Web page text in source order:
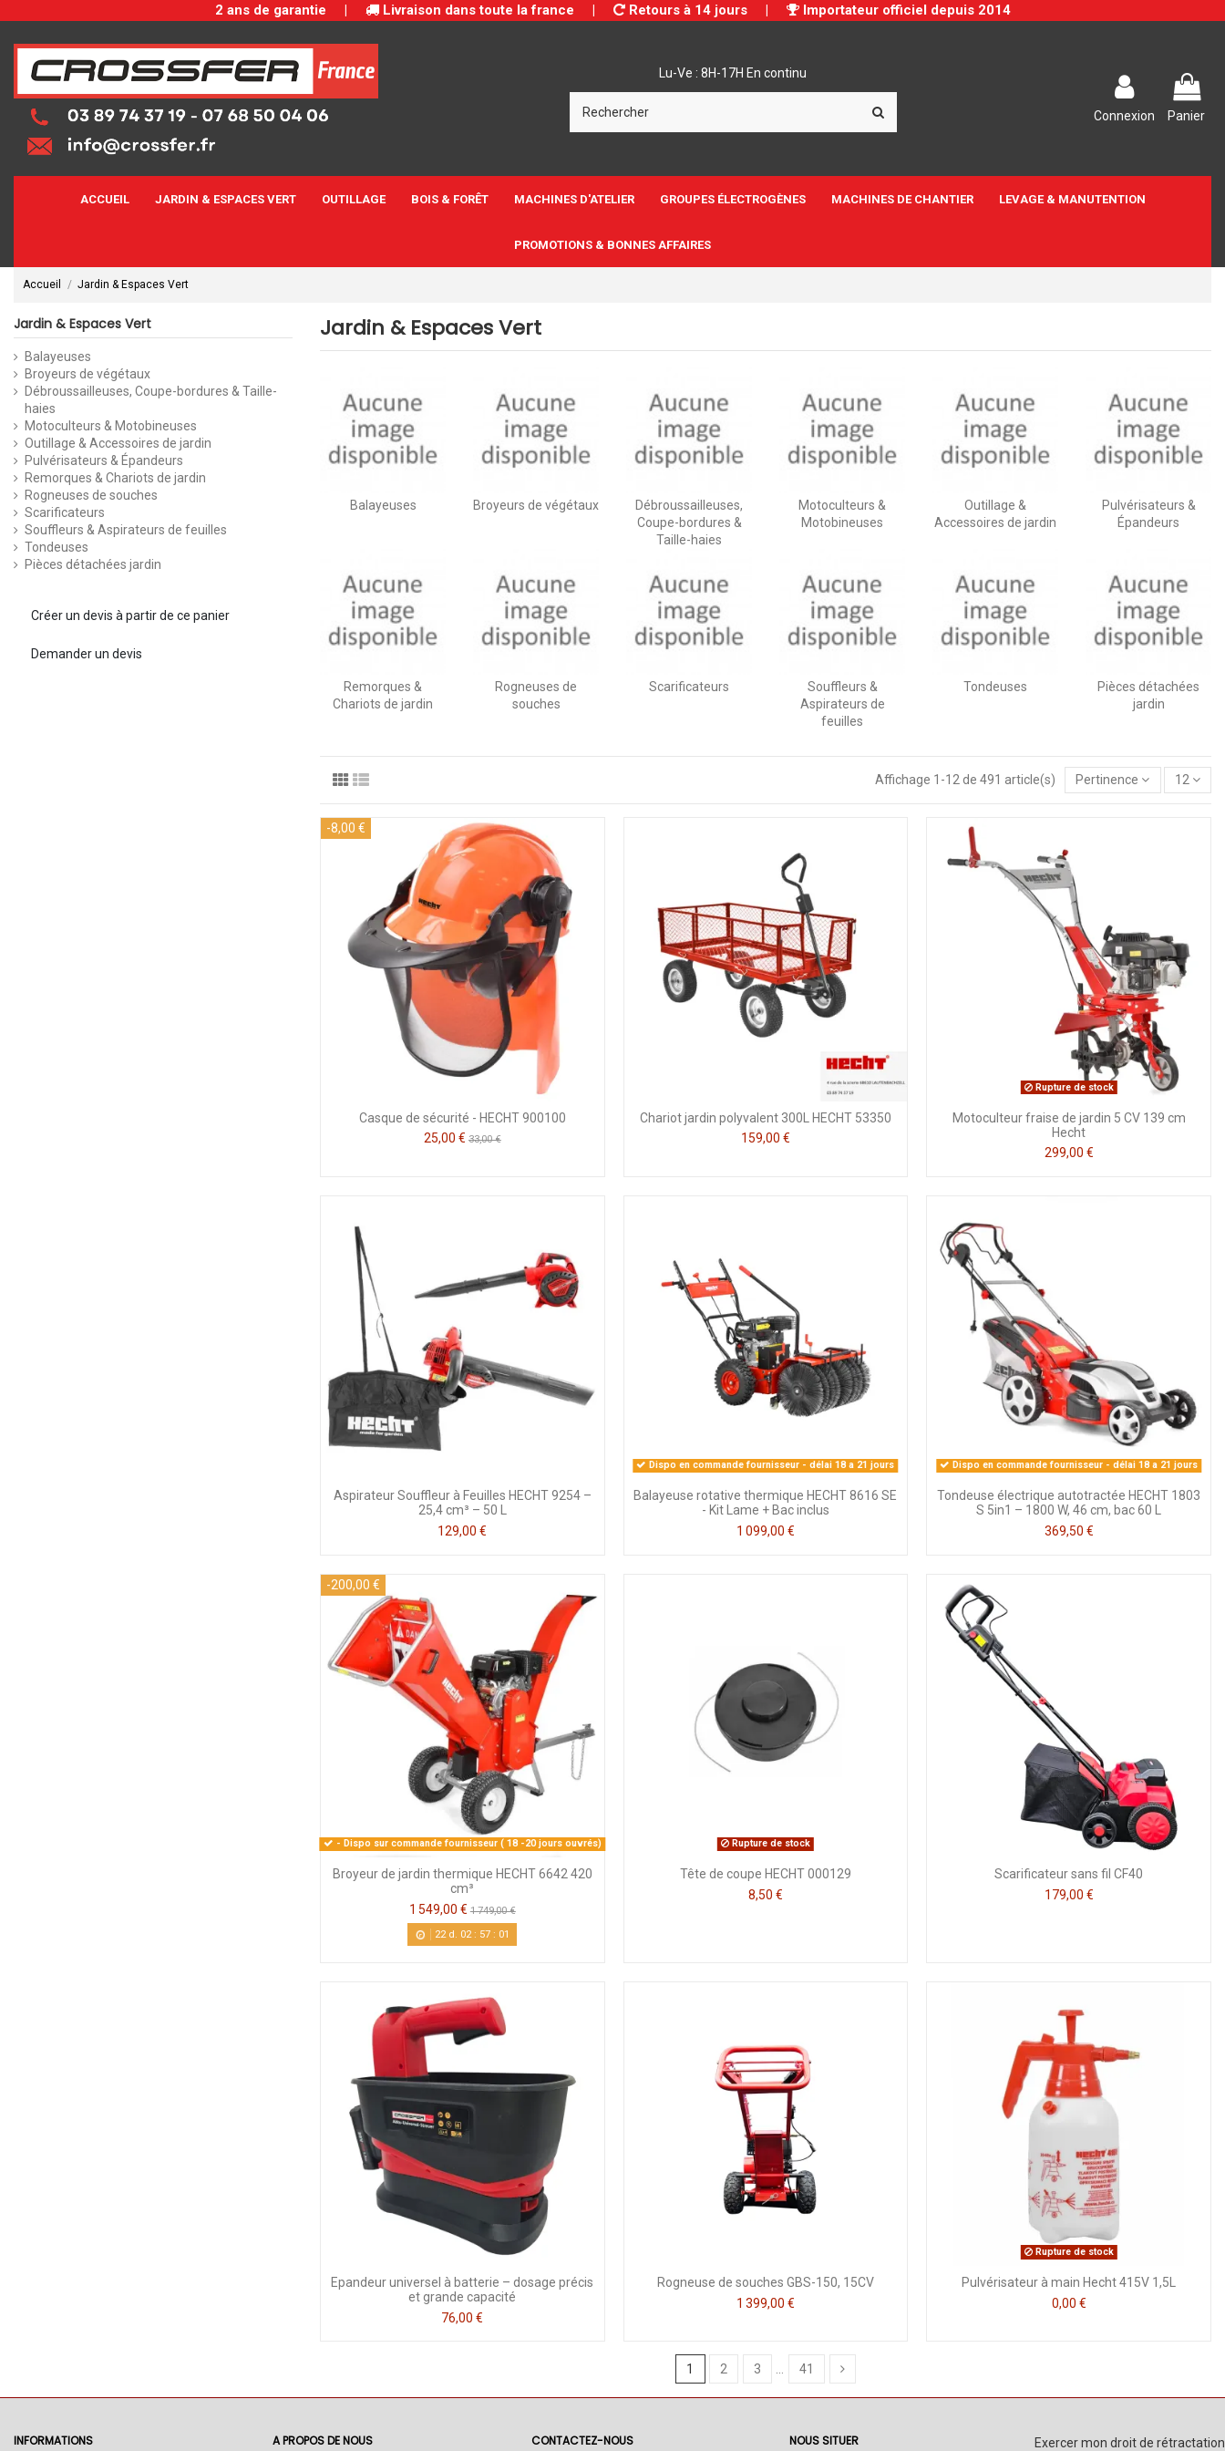
2 ans de garantie | Livraison dans toute la france | Retours à 14 jours | Importateur officiel depuis 2014
Lu-Ve : 8H-17H En continu
Connexion Panier
ACCUEIL JARDIN & ESPACES VERT OUTILLAGE BOIS & FORÊT MACHINES D'ATELIER GROUPES ÉLECTROGÈNES MACHINES DE CHANTIER LEVAGE & MANUTENTION
PROMOTIONS & BONNES AFFAIRES
Accueil Jardin & Espaces Vert
Jardin & Espaces Vert
Balayeuses Broyeurs de végétaux
Débroussailleuses,
Coupe-bordures &
Taille-haies
Motoculteurs &
Motobineuses
Outillage &
Accessoires de jardin
Pulvérisateurs &
Épandeurs
Remorques &
Chariots de jardin
Rogneuses de
souches
Scarificateurs
Souffleurs &
Aspirateurs de
feuilles
Tondeuses
Pièces détachées
jardin
Affichage 1-12 de 491 article(s) Pertinence 12
-8,00 €
Casque de sécurité - HECHT 900100
25,00 € 33,00 €
Chariot jardin polyvalent 300L HECHT 53350
159,00 €
Rupture de stock
Motoculteur fraise de jardin 5 CV 139 cm
Hecht
299,00 €
Aspirateur Souffleur à Feuilles HECHT 9254 –
25,4 cm³ – 50 L
129,00 €
Dispo en commande fournisseur - délai 18 a 21 jours
Balayeuse rotative thermique HECHT 8616 SE
- Kit Lame + Bac inclus
1 099,00 €
Dispo en commande fournisseur - délai 18 a 21 jours
Tondeuse électrique autotractée HECHT 1803
S 5in1 – 1800 W, 46 cm, bac 60 L
369,50 €
-200,00 €
- Dispo sur commande fournisseur ( 18 -20 jours ouvrés)
Broyeur de jardin thermique HECHT 6642 420
cm³
1 549,00 € 1 749,00 €
22d. 02: 57: 01
Rupture de stock
Tête de coupe HECHT 000129
8,50 €
Scarificateur sans fil CF40
179,00 €
Epandeur universel à batterie – dosage précis
et grande capacité
76,00 €
Rogneuse de souches GBS-150, 15CV
1 399,00 €
Rupture de stock
Pulvérisateur à main Hecht 415V 1,5L
0,00 €
1 2 3 41
Jardin & Espaces Vert
Balayeuses
Broyeurs de végétaux
Débroussailleuses, Coupe-bordures & Taille-
haies
Motoculteurs & Motobineuses
Outillage & Accessoires de jardin
Pulvérisateurs & Épandeurs
Remorques & Chariots de jardin
Rogneuses de souches
Scarificateurs
Souffleurs & Aspirateurs de feuilles
Tondeuses
Pièces détachées jardin
Créer un devis à partir de ce panier
Demander un devis
INFORMATIONS A PROPOS DE NOUS CONTACTEZ-NOUS NOUS SITUER Exercer mon droit de rétractation